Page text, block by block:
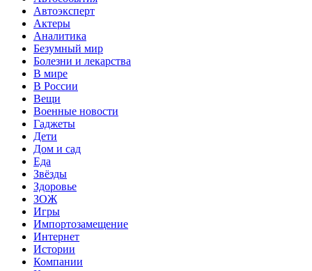
Автоэксперт
Актеры
Аналитика
Безумный мир
Болезни и лекарства
В мире
В России
Вещи
Военные новости
Гаджеты
Дети
Дом и сад
Еда
Звёзды
Здоровье
ЗОЖ
Игры
Импортозамещение
Интернет
Истории
Компании